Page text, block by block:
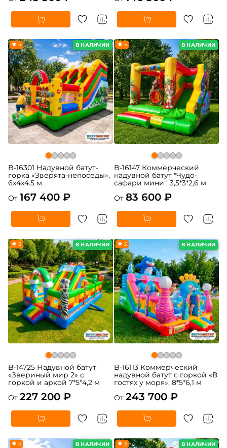
В НАЛИЧИИ
5
B-16301 Надувной батут-
горка «Зверята-непоседы»,
6x4x4.5 м
От 167 400 ₽
В НАЛИЧИИ
5
B-16147 Коммерческий
надувной батут "Чудо-
сафари мини", 3,5*3*2,6 м
От 83 600 ₽
В НАЛИЧИИ
5
B-14725 Надувной батут
«Звериный мир 2» с
горкой и аркой 7*5*4,2 м
От 227 200 ₽
В НАЛИЧИИ
5
B-16113 Коммерческий
надувной батут с горкой «В
гостях у моря», 8*5*6,1 м
От 243 700 ₽
В НАЛИЧИИ
5 В НАЛИЧИИ
5